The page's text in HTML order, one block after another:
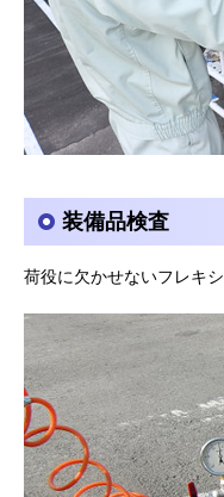
装備品検査
荷役に欠かせないフレキ